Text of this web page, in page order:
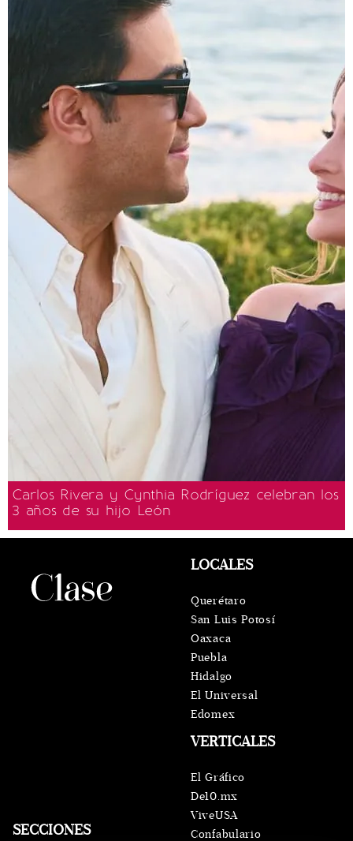
Carlos Rivera y Cynthia Rodríguez celebran los
3 años de su hijo León
SECCIONES
VERTICALES
El Gráfico
De10.mx
ViveUSA
Confabulario
LOCALES
Querétaro
San Luis Potosí
Oaxaca
Puebla
Hidalgo
El Universal
Edomex